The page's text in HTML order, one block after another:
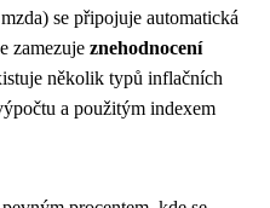
se připojuje automatická
zamezuje znehodnocení
několik typů inflačních
a použitým indexem